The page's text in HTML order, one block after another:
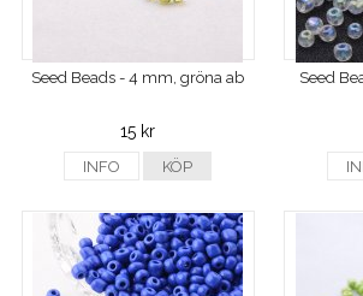
Seed Beads - 4 mm, gröna ab
15 kr
INFO KÖP
Seed